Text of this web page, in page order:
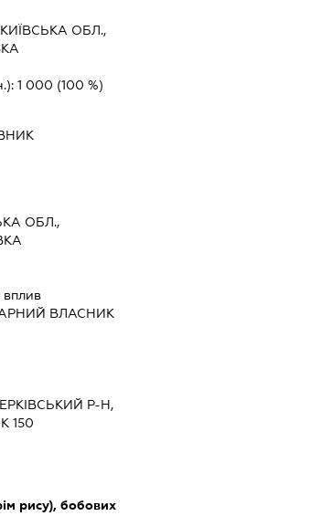
ОБЛ.,
1 000 (100 %)
ОБЛ.,
ВЛАСНИК
Р-Н,
150
рису), бобових